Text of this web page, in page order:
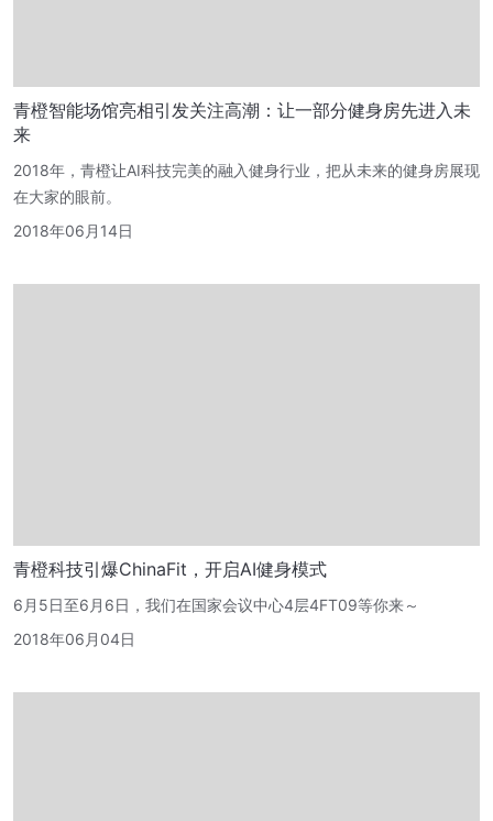
青橙智能场馆亮相引发关注高潮：让一部分健身房先进入未
来
2018年，青橙让AI科技完美的融入健身行业，把从未来的健身房展现
在大家的眼前。
2018年06月14日
青橙科技引爆ChinaFit，开启AI健身模式
6月5日至6月6日，我们在国家会议中心4层4FT09等你来～
2018年06月04日